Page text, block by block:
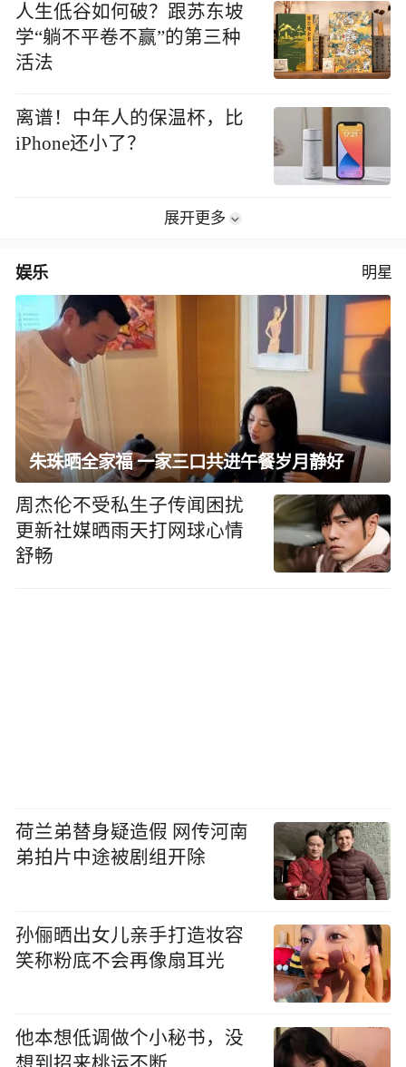
人生低谷如何破？跟苏东坡
学“躺不平卷不赢”的第三种
活法
离谱！中年人的保温杯，比
iPhone还小了？
展开更多
娱乐 明星
朱珠晒全家福 一家三口共进午餐岁月静好
周杰伦不受私生子传闻困扰
更新社媒晒雨天打网球心情
舒畅
荷兰弟替身疑造假 网传河南
弟拍片中途被剧组开除
孙俪晒出女儿亲手打造妆容
笑称粉底不会再像扇耳光
他本想低调做个小秘书，没